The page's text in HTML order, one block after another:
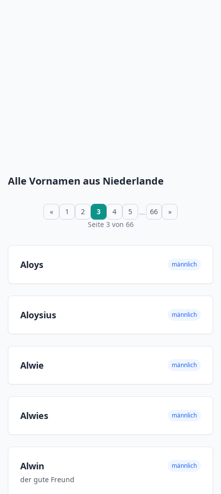
Alle Vornamen aus Niederlande
« 1 2 3 4 5 ... 66
»
Seite 3 von 66
Aloys männlich
Aloysius männlich
Alwie männlich
Alwies männlich
Alwin männlich
der gute Freund